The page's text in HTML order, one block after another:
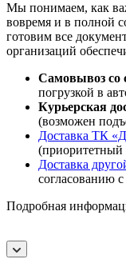
Мы понимаем, как
вовремя и в полной
готовим все
организаций
Самовывоз со
погрузкой в
Курьерская
(возможен
Доставка ТК
Доставка
согласованию
Подробная